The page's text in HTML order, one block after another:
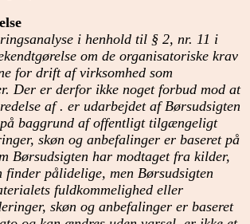
i henhold til § 2, nr. 11 i
om de organisatoriske krav
for drift af virksomhed som
Der er derfor ikke noget forbud mod at
af . er udarbejdet af Børsudsigten
baggrund af offentligt tilgængeligt
skøn og anbefalinger er baseret på
Børsudsigten har modtaget fra kilder,
finder pålidelige, men Børsudsigten
fuldkommelighed eller
skøn og anbefalinger er baseret